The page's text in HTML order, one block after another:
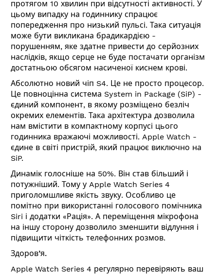
протягом 10 хвилин при відсутності активності. У
цьому випадку на годиннику спрацює
попередження про низький пульсі. Така ситуація
може бути викликана брадикардією -
порушенням, яке здатне привести до серйозних
наслідків, якщо серце не буде постачати організм
достатньою обсягом насиченої киснем крові.
Абсолютно новий чіп S4. Це не просто процесор.
Це повноцінна система System in Package (SiP) -
єдиний компонент, в якому розміщено безліч
окремих елементів. Така архітектура дозволила
нам вмістити в компактному корпусі цього
годинника вражаючі можливості. Apple Watch -
єдине в світі пристрій, який працює виключно на
SiP.
Динамік голосніше на 50%. Він став більший і
потужніший. Тому у Apple Watch Series 4
приголомшливе якість звуку. Особливо це
помітно при використанні голосового помічника
Siri і додатки «Рація». А переміщення мікрофона
на іншу сторону дозволило зменшити відлуння і
підвищити чіткість телефонних розмов.
Здоров’я.
Apple Watch Series 4 регулярно перевіряють ваш